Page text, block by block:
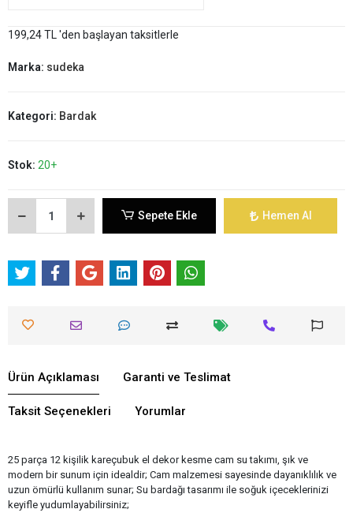
199,24 TL 'den başlayan taksitlerle
Marka: sudeka
Kategori: Bardak
Stok: 20+
Sepete Ekle Hemen Al
Ürün Açıklaması Garanti ve Teslimat
Taksit Seçenekleri Yorumlar
25 parça 12 kişilik kareçubuk el dekor kesme cam su takımı, şık ve
modern bir sunum için idealdir; Cam malzemesi sayesinde dayanıklılık ve
uzun ömürlü kullanım sunar; Su bardağı tasarımı ile soğuk içeceklerinizi
keyifle yudumlayabilirsiniz;